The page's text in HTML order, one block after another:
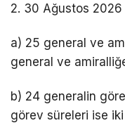
2. 30 Ağustos
a) 25 general ve
general ve
b) 24 generalin
görev süreleri ise iki